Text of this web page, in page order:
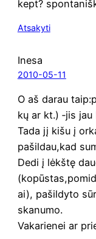
kept?
Atsakyti
Inesa
2010-05-11
O aš darau
kų ar kt.) ‑jis
Tada jį kišu į
pašildau,kad
Dedi į lėkš­tę
ai), pašil­dy­to
skanumo.
Vaka­rie­nei ar